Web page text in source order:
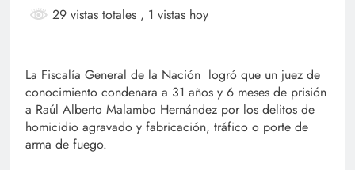
29 vistas totales , 1 vistas hoy
La Fiscalía General de la Nación logró que un juez de
conocimiento condenara a 31 años y 6 meses de prisión
a Raúl Alberto Malambo Hernández por los delitos de
homicidio agravado y fabricación, tráfico o porte de
arma de fuego.